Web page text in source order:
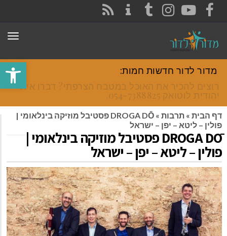
פתח
FACEBOOK
YOUTUBE
INSTAGRAM
TUMBLR
מדור לדור חדשות חמות:
רוצים להכיר את האוכל במטבח הצרפתי? דברו איתי
יהודית לוטואק 054-7388825.
דף הבית » תרבות »
DROGA DŌ פסטיבל מוזיקה בינלאומי |
פולין – ליטא – יפן – ישראל
DROGA DŌ פסטיבל מוזיקה בינלאומי |
פולין – ליטא – יפן – ישראל